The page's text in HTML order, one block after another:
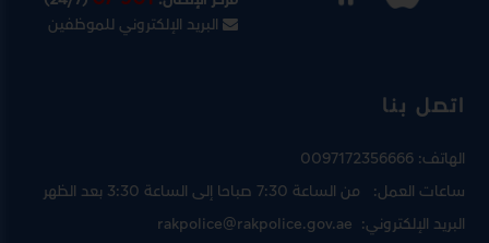
البريد الإلكتروني للموظفين
اتصل بنا
الهاتف:0097172356666
ساعات العمل: من الساعة 7:30 صباحا إلى الساعة 3:30 بعد الظهر
البريد الإلكتروني:rakpolice@rakpolice.gov.ae